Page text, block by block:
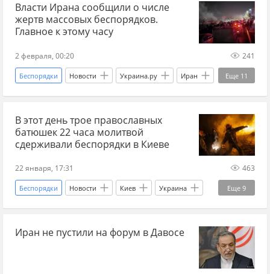
МВД Новости госпереворот
евромайдан антимайдан
украинские националисты
Власти Ирана сообщили о числе
жертв массовых беспорядков.
Главное к этому часу
2 февраля, 00:20 241
Еще 11
Беспорядки Новости Украина.ру Иран
Александр Вучич Россия МИД РФ
Чили Германия БПЛА Украина
Швеция военная помощь Украине
В этот день трое православных
батюшек 22 часа молитвой
сдерживали беспорядки в Киеве
22 января, 17:31 463
Еще 9
Беспорядки Новости Киев Украина
Беркут Украина.ру Майдан
история Украины госпереворот
Иран не пустили на форум в Давосе